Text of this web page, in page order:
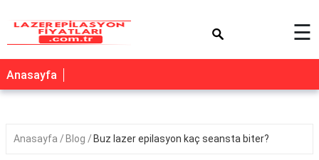
☰
Anasayfa
Anasayfa Blog Buz lazer epilasyon kaç seansta biter?